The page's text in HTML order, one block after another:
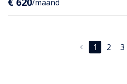
/maand
1 2 3